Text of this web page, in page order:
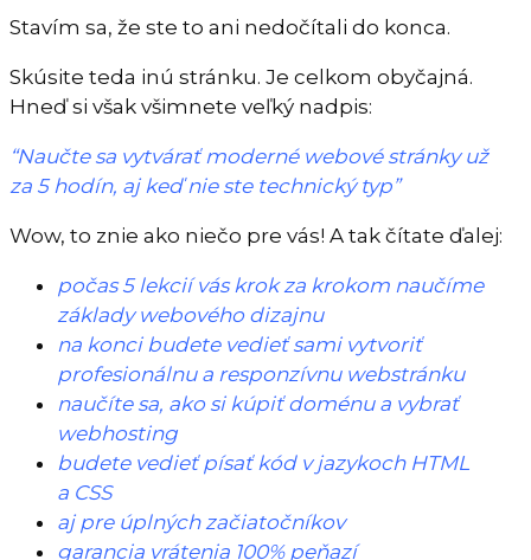
Stavím sa, že ste to ani nedočítali do konca.
Skúsite teda inú stránku. Je celkom obyčajná.
Hneď si však všimnete veľký nadpis:
“Naučte sa vytvárať moderné webové stránky už
za 5 hodín, aj keď nie ste technický typ”
Wow, to znie ako niečo pre vás! A tak čítate ďalej:
počas 5 lekcií vás krok za krokom naučíme
základy webového dizajnu
na konci budete vedieť sami vytvoriť
profesionálnu a responzívnu webstránku
naučíte sa, ako si kúpiť doménu a vybrať
webhosting
budete vedieť písať kód v jazykoch HTML
a CSS
aj pre úplných začiatočníkov
garancia vrátenia 100% peňazí